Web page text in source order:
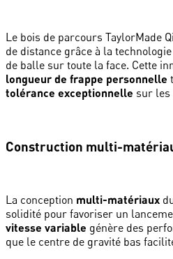
Le bois de parcours TaylorMade
de distance grâce à la technologie
de balle sur toute la face. Cette
longueur de frappe personnelle
tolérance exceptionnelle sur les
Construction multi-
La conception multi-matériaux
solidité pour favoriser un
vitesse variable génère des
que le centre de gravité bas